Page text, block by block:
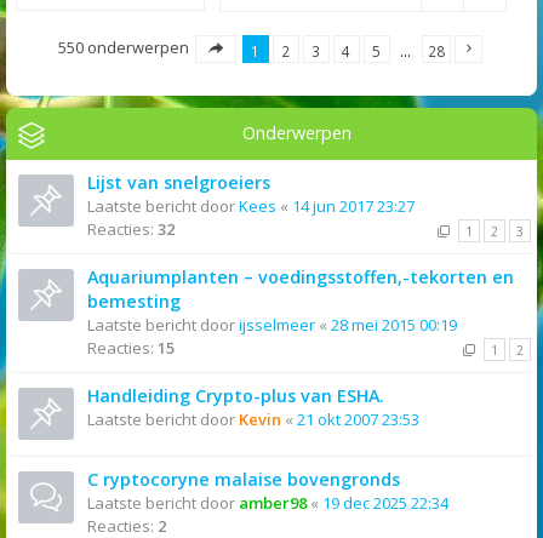
550 onderwerpen 1 2 3 4 5 … 28
Onderwerpen
Lijst van snelgroeiers
Laatste bericht doorKees « 14 jun 2017 23:27
Reacties: 32 1 2 3
Aquariumplanten – voedingsstoffen,-tekorten en
bemesting
Laatste bericht doorijsselmeer « 28 mei 2015 00:19
Reacties: 15 1 2
Handleiding Crypto-plus van ESHA.
Laatste bericht door Kevin « 21 okt 2007 23:53
C ryptocoryne malaise bovengronds
Laatste bericht door amber98« 19 dec 2025 22:34
Reacties: 2